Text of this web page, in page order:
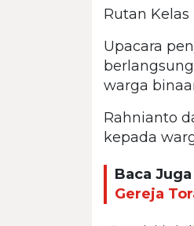
Rutan Kelas
Upacara
warga
Rahnianto
kepada
Baca Juga
Gereja